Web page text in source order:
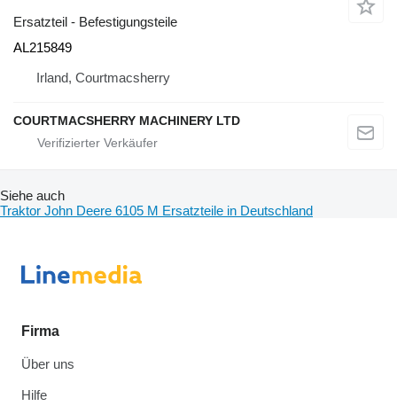
Ersatzteil - Befestigungsteile
AL215849
Irland, Courtmacsherry
COURTMACSHERRY MACHINERY LTD
Siehe auch
Traktor John Deere 6105 M Ersatzteile in Deutschland
Firma
Über uns
Hilfe